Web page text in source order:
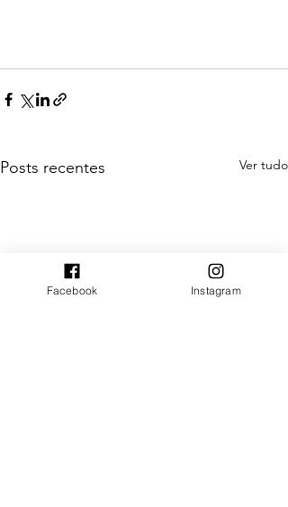
Posts recentes Ver tudo
Facebook Instagram